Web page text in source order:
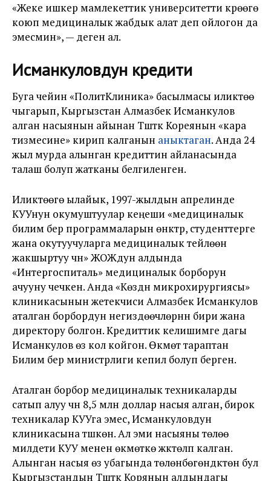
«Жеке ишкер мамлекеттик университетти күрөөгө
коюп медициналык жабдык алат деп ойлогон да
эмесмин», — деген ал.
Исманкуловдун кредити
Буга чейин «ПолитКлиника» басылмасы иликтөө
чыгарып, Кыргызстан Алмазбек Исманкулов
алган насыянын айынан Түштүк Кореянын «кара
тизмесине» кирип калганын аныктаган. Анда 24
жыл мурда алынган кредиттин айланасында
талаш болуп жатканы белгиленген.
Иликтөөгө ылайык, 1997-жылдын апрелинде
КУУнун окумуштуулар кеңеши «медициналык
билим берүү программаларын өнүктүрүү, студенттерге
жана окутуучуларга медициналык тейлөөнү
жакшыртуу үчүн» ЖОЖдун алдында
«Интергоспиталь» медициналык борборун
ачууну чечкен. Анда «Көздүн микрохирургиясы»
клиникасынын жетекчиси Алмазбек Исманкулов
аталган борбордун негиздөөчүлөрүнүн бири жана
директору болгон. Кредиттик келишимге дагы
Исманкулов өзү кол койгон. Өкмөт тараптан
Билим берүү министрлиги кепил болуп берген.
Аталган борбор медициналык техникаларды
сатып алуу үчүн 8,5 млн доллар насыя алган, бирок
техникалар КУУга эмес, Исманкуловдун
клиникасына түшкөн. Ал эми насыяны төлөө
милдети КУУ менен өкмөткө жүктөлүп калган.
Алынган насыя өз убагында төлөнбөгөндүктөн бул
Кыргызстандын Түштүк Корянын алдындагы